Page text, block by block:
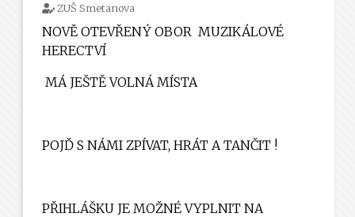
ZUŠ Smetanova
NOVĚ OTEVŘENÝ OBOR MUZIKÁLOVÉ
HERECTVÍ
MÁ JEŠTĚ VOLNÁ MÍSTA
POJĎ S NÁMI ZPÍVAT, HRÁT A TANČIT !
PŘIHLÁŠKU JE MOŽNÉ VYPLNIT NA